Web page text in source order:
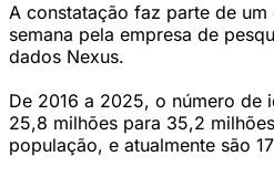
A constatação faz parte de
semana pela empresa de
dados Nexus.
De 2016 a 2025, o número de
25,8 milhões para 35,2
população, e atualmente são